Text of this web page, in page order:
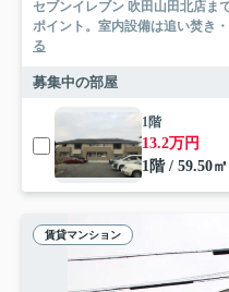
セブンイレブン 吹田山田北店ま
ポイント。室内設備は追い焚き
る
募集中の部屋
1階
13.2万円
1階 / 59.50
賃貸マンション